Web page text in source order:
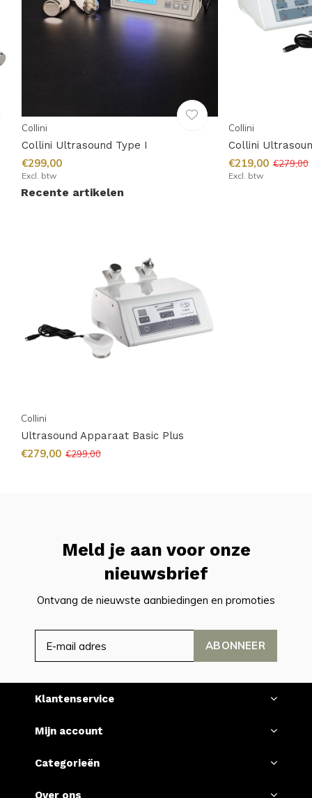
Collini
Collini Ultrasound Type I
€299,00
Excl. btw
Collini
Collini
€219,00 €279,00
Excl. btw
Recente artikelen
Collini
Ultrasound Apparaat Basic Plus
€279,00 €299,00
Meld je aan voor onze
nieuwsbrief
Ontvang de nieuwste aanbiedingen en promoties
ABONNEER
Klantenservice
Mijn account
Categorieën